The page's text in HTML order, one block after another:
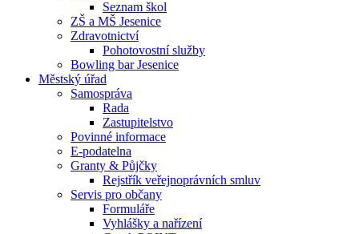
Seznam škol
ZŠ a MŠ Jesenice
Zdravotnictví
Pohotovostní služby
Bowling bar Jesenice
Městský úřad
Samospráva
Rada
Zastupitelstvo
Povinné informace
E-podatelna
Granty & Půjčky
Rejstřík veřejnoprávních smluv
Servis pro občany
Formuláře
Vyhlášky a nařízení